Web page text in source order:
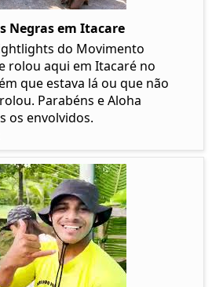
Negras em Itacare
do Movimento
rolou aqui em Itacaré no
que estava lá ou que não
Parabéns e Aloha
os envolvidos.